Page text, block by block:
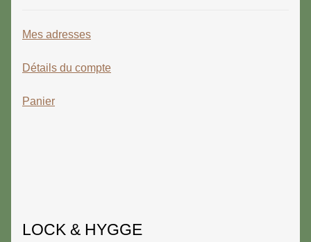
Mes adresses
Détails du compte
Panier
LOCK & HYGGE